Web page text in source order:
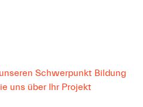
Schwerpunkt Bildung
uns über Ihr Projekt